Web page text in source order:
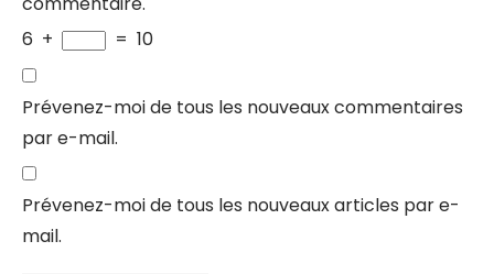
6 + = 10
Prévenez-moi de tous les nouveaux commentaires
par e-mail.
Prévenez-moi de tous les nouveaux articles par e-
mail.